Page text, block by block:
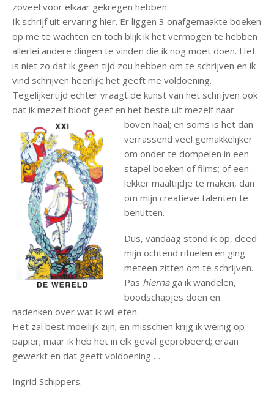
zoveel voor elkaar gekregen hebben.
Ik schrijf uit ervaring hier. Er liggen 3 onafgemaakte boeken
op me te wachten en toch blijk ik het vermogen te hebben
allerlei andere dingen te vinden die ik nog moet doen. Het
is niet zo dat ik geen tijd zou hebben om te schrijven en ik
vind schrijven heerlijk; het geeft me voldoening.
Tegelijkertijd echter vraagt de kunst van het schrijven ook
dat ik mezelf bloot geef en het beste uit mezelf naar
boven haal; en soms is het dan
verrassend veel gemakkelijker
om onder te dompelen in een
stapel boeken of films; of een
lekker maaltijdje te maken, dan
om mijn creatieve talenten te
benutten.
Dus, vandaag stond ik op, deed
mijn ochtend rituelen en ging
meteen zitten om te schrijven.
Pas hierna ga ik wandelen,
boodschapjes doen en
nadenken over wat ik wil eten.
Het zal best moeilijk zijn; en misschien krijg ik weinig op
papier; maar ik heb het in elk geval geprobeerd; eraan
gewerkt en dat geeft voldoening …
Ingrid Schippers.